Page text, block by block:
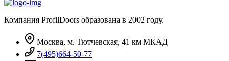
Компания ProfilDoors образована в 2002 году.
Москва, м. Тютчевская, 41 км МКАД
7(495)664-50-77